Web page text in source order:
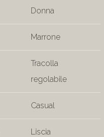
Donna
Marrone
Tracolla
regolabile
Casual
Liscia